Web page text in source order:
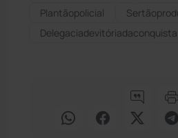
Plantãopolicial
Delegaciadevitóriadaconquista